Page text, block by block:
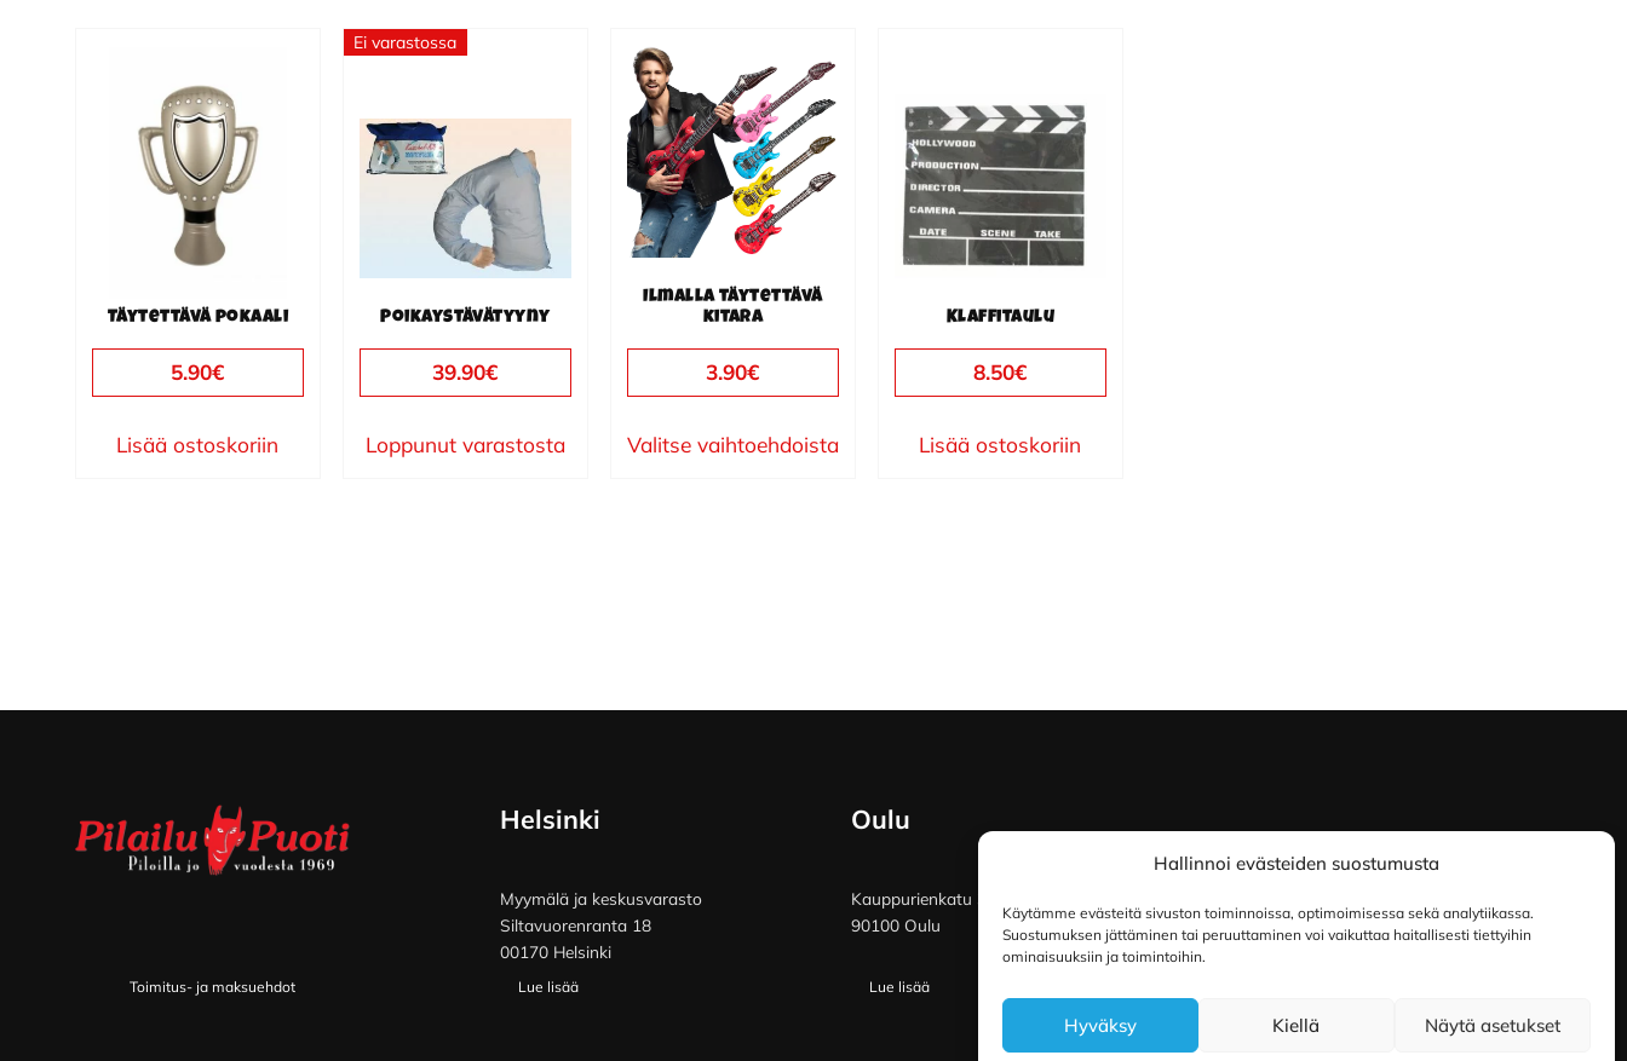
Hallinnoi evästeiden suostumusta
Käytämme evästeitä sivuston toiminnoissa, optimoimisessa sekä analytiikassa.
Suostumuksen jättäminen tai peruuttaminen voi vaikuttaa haitallisesti tiettyihin
ominaisuuksiin ja toimintoihin.
Hyväksy Kiellä Näytä asetukset
Täytettävä pokaali
5.90€
Lisää ostoskoriin
Ei varastossa
Poikaystävätyyny
39.90€
Loppunut varastosta
Ilmalla täytettävä
kitara
3.90€
Valitse vaihtoehdoista
Tällä
tuotteella
on
useampi
muunnelma.
Voit
tehdä
valinnat
Klaffitaulu
8.50€
Lisää ostoskoriin
Toimitus- ja maksuehdot
Helsinki
Myymälä ja keskusvarasto
Siltavuorenranta 18
00170 Helsinki
Lue lisää
Oulu
Kauppurienkatu 34
90100 Oulu
Lue lisää